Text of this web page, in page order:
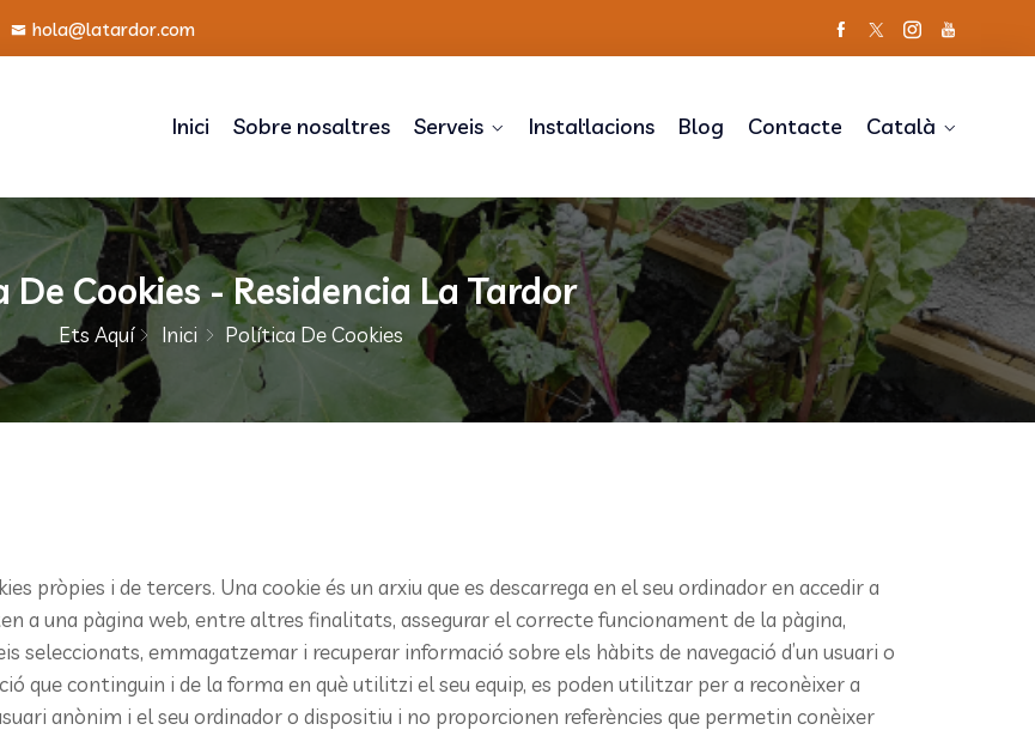
hola@latardor.com
Inici Sobre nosaltres Serveis Instal·lacions Blog Contacte Català
De Cookies - Residencia La Tardor
Ets Aquí Inici Política De Cookies
pròpies i de tercers. Una cookie és un arxiu que es descarrega en el seu ordinador en accedir a
a una pàgina web, entre altres finalitats, assegurar el correcte funcionament de la pàgina,
seleccionats, emmagatzemar i recuperar informació sobre els hàbits de navegació d’un usuari o
que continguin i de la forma en què utilitzi el seu equip, es poden utilitzar per a reconèixer a
anònim i el seu ordinador o dispositiu i no proporcionen referències que permetin conèixer